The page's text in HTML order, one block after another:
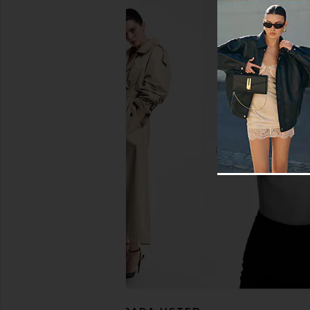
EAVES Yuna Crop Trench in
Previous price:
EAVES Hulda Wool
Charcoal
EAVES
$168 $479